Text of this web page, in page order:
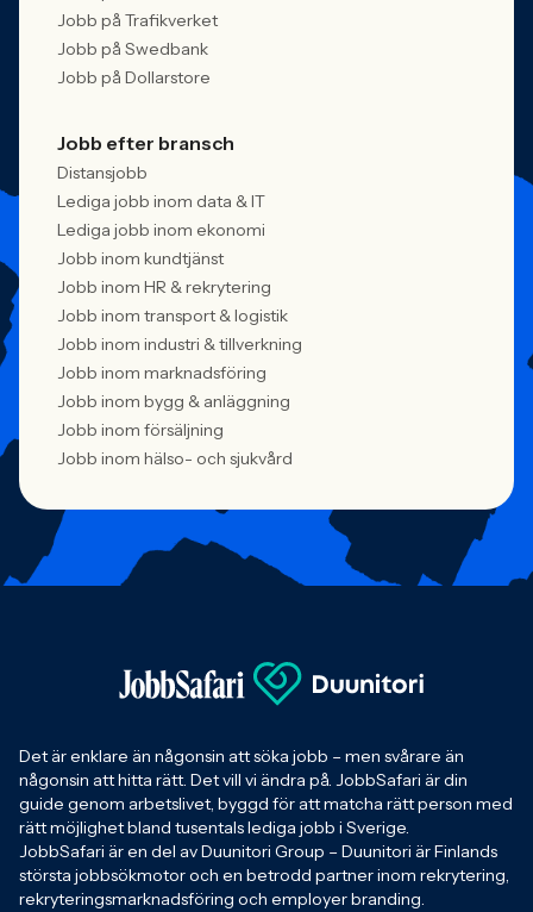
Jobb på Trafikverket
Jobb på Swedbank
Jobb på Dollarstore
Jobb efter bransch
Distansjobb
Lediga jobb inom data & IT
Lediga jobb inom ekonomi
Jobb inom kundtjänst
Jobb inom HR & rekrytering
Jobb inom transport & logistik
Jobb inom industri & tillverkning
Jobb inom marknadsföring
Jobb inom bygg & anläggning
Jobb inom försäljning
Jobb inom hälso- och sjukvård
Det är enklare än någonsin att söka jobb – men svårare än
någonsin att hitta rätt. Det vill vi ändra på. JobbSafari är din
guide genom arbetslivet, byggd för att matcha rätt person med
rätt möjlighet bland tusentals lediga jobb i Sverige.
JobbSafari är en del av Duunitori Group – Duunitori är Finlands
största jobbsökmotor och en betrodd partner inom rekrytering,
rekryteringsmarknadsföring och employer branding.